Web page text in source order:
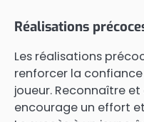
Réalisations
Les réalisations
renforcer la
joueur. Reconnaître
encourage un effort